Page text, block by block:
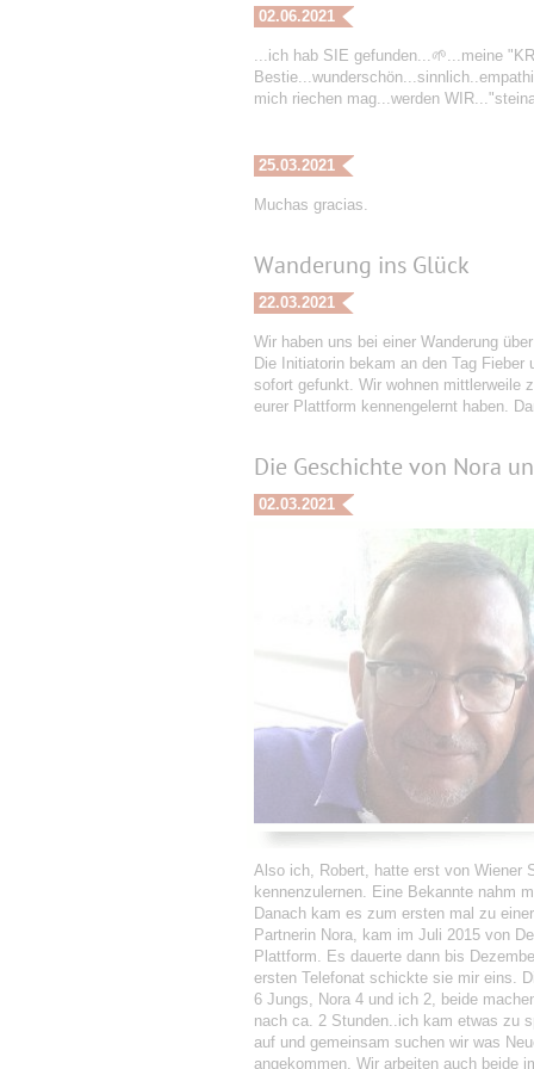
02.06.2021
...ich hab SIE gefunden...🌱...meine
mich riechen mag...werden
25.03.2021
Muchas gracias.
Wanderung ins Glück
22.03.2021
Wir haben uns bei einer Wanderung
Die Initiatorin bekam an den Tag
sofort gefunkt. Wir wohnen mittlerweile
eurer Plattform kennengelernt haben.
Die Geschichte von Nora
02.03.2021
Also ich, Robert, hatte erst von Wiener
kennenzulernen. Eine Bekannte nahm
Danach kam es zum ersten mal zu
Partnerin Nora, kam im Juli 2015 von
Plattform. Es dauerte dann bis
ersten Telefonat schickte sie mir eins.
6 Jungs, Nora 4 und ich 2, beide
nach ca. 2 Stunden..ich kam etwas zu
auf und gemeinsam suchen wir was
angekommen. Wir arbeiten auch beide